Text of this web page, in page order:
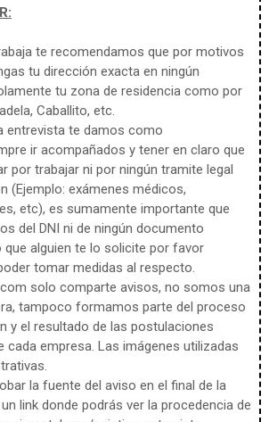
te recomendamos que por motivos
tu dirección exacta en ningún
tu zona de residencia como por
Caballito, etc.
entrevista te damos como
ir acompañados y tener en claro que
por trabajar ni por ningún tramite legal
(Ejemplo: exámenes médicos,
etc), es sumamente importante que
del DNI ni de ningún documento
que alguien te lo solicite por favor
tomar medidas al respecto.
solo comparte avisos, no somos una
tampoco formamos parte del proceso
y el resultado de las postulaciones
cada empresa. Las imágenes utilizadas
la fuente del aviso en el final de la
link donde podrás ver la procedencia de